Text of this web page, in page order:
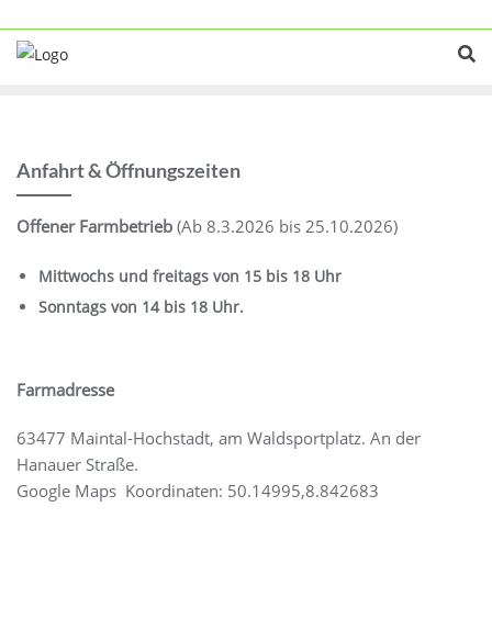
content
Anfahrt & Öffnungszeiten
Offener Farmbetrieb (Ab 8.3.2026 bis 25.10.2026)
Mittwochs und freitags von 15 bis 18 Uhr
Sonntags von 14 bis 18 Uhr.
Farmadresse
63477 Maintal-Hochstadt, am Waldsportplatz. An der
Hanauer Straße.
Google Maps Koordinaten: 50.14995,8.842683